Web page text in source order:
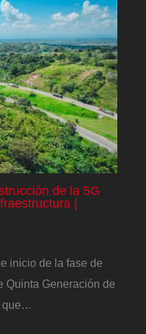
de la 5G
|
inicio de la fase de
Quinta Generación de
que…